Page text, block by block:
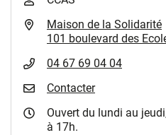
Maison de la Solidarité
101 boulevard des
04 67 69 04 04
Contacter
Ouvert du lundi au
à 17h.